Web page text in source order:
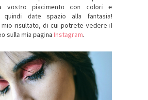
vostro piacimento con colori e
quindi date spazio alla fantasia!
risultato, di cui potrete vedere il
sulla mia pagina Instagram.